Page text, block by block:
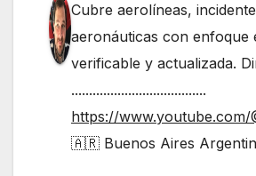
Cubre aerolíneas,
aeronáuticas con enfoque
verificable y actualizada.
......................................
https://www.youtube.com/
🇦🇷 Buenos Aires